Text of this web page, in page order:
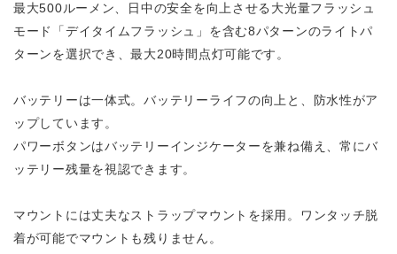
最大500ルーメン、日中の安全を向上させる大光量フラッシュ
モード「デイタイムフラッシュ」を含む8パターンのライトパ
ターンを選択でき、最大20時間点灯可能です。
バッテリーは一体式。バッテリーライフの向上と、防水性がア
ップしています。
パワーボタンはバッテリーインジケーターを兼ね備え、常にバ
ッテリー残量を視認できます。
マウントには丈夫なストラップマウントを採用。ワンタッチ脱
着が可能でマウントも残りません。